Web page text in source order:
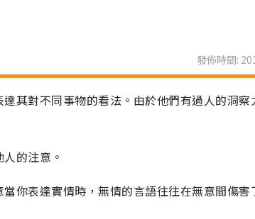
發佈時間:
其對不同事物的看法。由於他們有過人的洞察
的注意。
你表達實情時，無情的言語往往在無意間傷害